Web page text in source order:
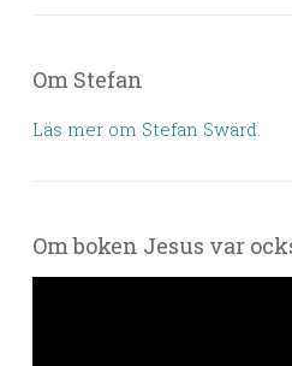
Om Stefan
Läs mer om Stefan Swärd.
Om boken Jesus var